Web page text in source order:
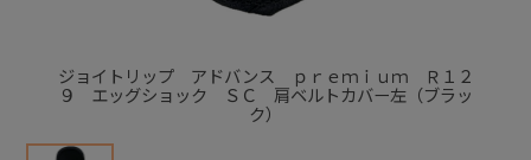
ジョイトリップ アドバンス ｐｒｅｍｉｕｍ Ｒ１２
９ エッグショック ＳＣ 肩ベルトカバー左（ブラッ
ク）